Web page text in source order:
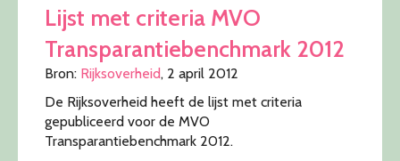
Lijst met criteria MVO
Transparantiebenchmark 2012
Bron: Rijksoverheid, 2 april 2012
De Rijksoverheid heeft de lijst met criteria
gepubliceerd voor de MVO
Transparantiebenchmark 2012.